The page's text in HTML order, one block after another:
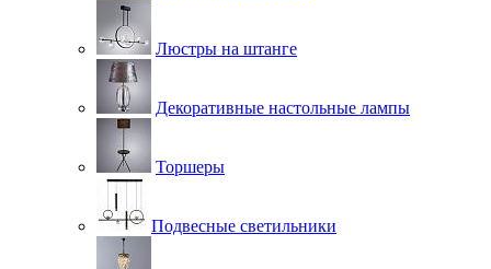
Люстры на штанге
Декоративные настольные лампы
Торшеры
Подвесные светильники